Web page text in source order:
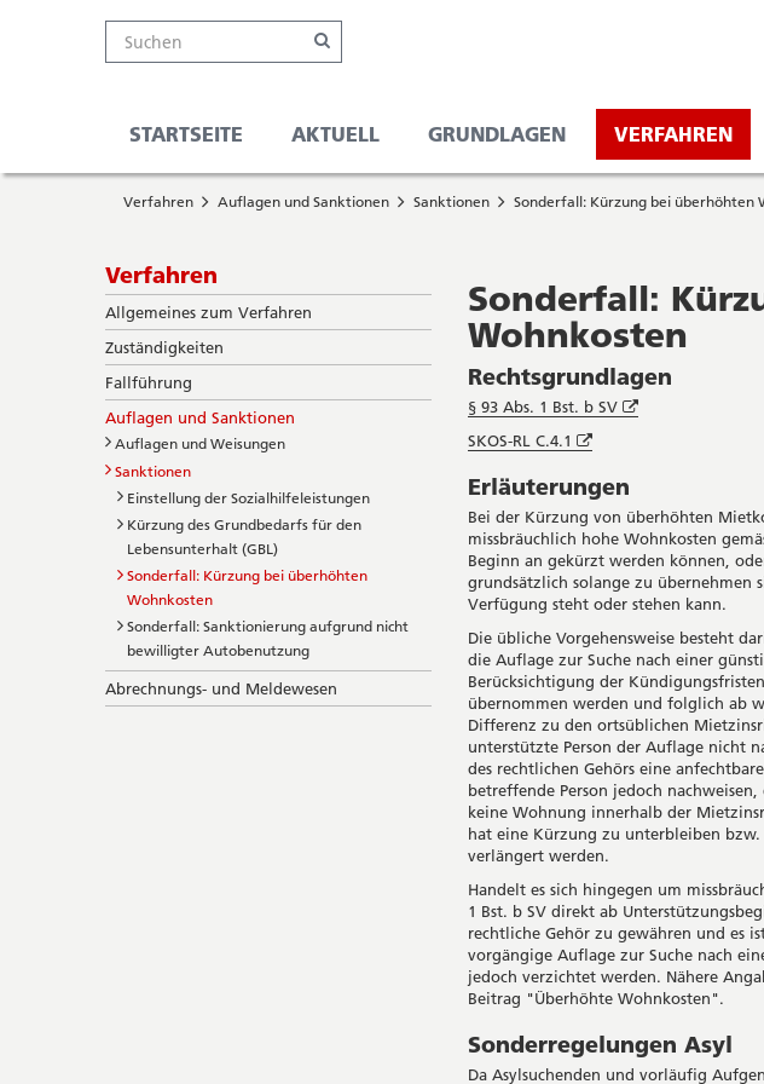
Kanton
Solothurn
Suche
Online-
Schalter
Navigation
Suche
Hauptnavigation
STARTSEITE AKTUELL GRUNDLAGEN VERFAHREN
Service-
Navigation
Sie
befinden
Verfahren Auflagen und Sanktionen Sanktionen Sonderfall: Kürzung bei überhöhten
Subnavigation
Verfahren
Allgemeines zum Verfahren
Zuständigkeiten
Fallführung
Auflagen und Sanktionen
Auflagen und Weisungen
Sanktionen
Einstellung der Sozialhilfeleistungen
Kürzung des Grundbedarfs für den
Lebensunterhalt (GBL)
Sonderfall: Kürzung bei überhöhten
Wohnkosten
Sonderfall: Sanktionierung aufgrund nicht
bewilligter Autobenutzung
Abrechnungs- und Meldewesen
Sonderfall:
Wohnkosten
Rechtsgrundlagen
§ 93 Abs. 1 Bst. b SV
Öffnet
SKOS-RL C.4.1
Öffnet
neuem
Fenster
Erläuterungen
Bei der Kürzung von überhöhten
missbräuchlich hohe Wohnkosten
Beginn an gekürzt werden können,
grundsätzlich solange zu übernehmen
Verfügung steht oder stehen kann.
Die übliche Vorgehensweise besteht
die Auflage zur Suche nach einer
Berücksichtigung der
übernommen werden und folglich ab
Differenz zu den ortsüblichen
unterstützte Person der Auflage nicht
des rechtlichen Gehörs eine
betreffende Person jedoch
keine Wohnung innerhalb der
hat eine Kürzung zu unterbleiben
verlängert werden.
Handelt es sich hingegen um
1 Bst. b SV direkt ab
rechtliche Gehör zu gewähren und es
vorgängige Auflage zur Suche nach
jedoch verzichtet werden. Nähere
Beitrag "Überhöhte Wohnkosten".
Sonderregelungen Asyl
Da Asylsuchenden und vorläufig